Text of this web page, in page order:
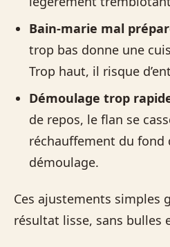
Bain-marie mal
trop bas donne une
Trop haut, il risque
Démoulage trop
de repos, le flan se
réchauffement du
démoulage.
Ces ajustements simples
résultat lisse, sans bulles